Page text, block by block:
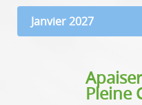
Janvier 2027
Pleine